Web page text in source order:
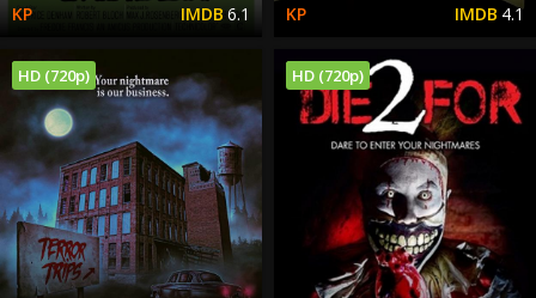
6.1
4.1
HD (720p) HD (720p)